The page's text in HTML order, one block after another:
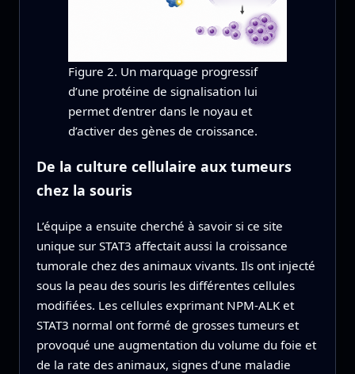
Figure 2. Un marquage progressif
d’une protéine de signalisation lui
permet d’entrer dans le noyau et
d’activer des gènes de croissance.
De la culture cellulaire aux tumeurs
chez la souris
L’équipe a ensuite cherché à savoir si ce site
unique sur STAT3 affectait aussi la croissance
tumorale chez des animaux vivants. Ils ont injecté
sous la peau des souris les différentes cellules
modifiées. Les cellules exprimant NPM‑ALK et
STAT3 normal ont formé de grosses tumeurs et
provoqué une augmentation du volume du foie et
de la rate des animaux, signes d’une maladie